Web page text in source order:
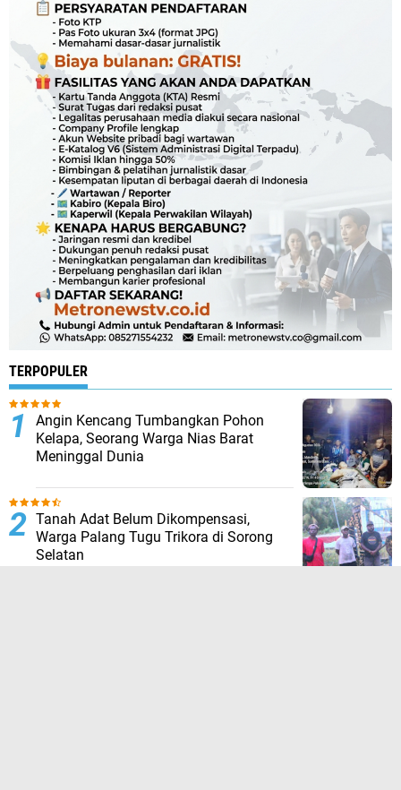
TERPOPULER
Angin Kencang Tumbangkan Pohon
Kelapa, Seorang Warga Nias Barat
Meninggal Dunia
Tanah Adat Belum Dikompensasi,
Warga Palang Tugu Trikora di Sorong
Selatan